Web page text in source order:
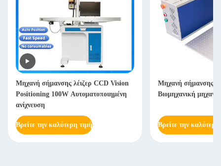
Μηχανή σήμανσης λέιζερ CCD Vision
Positioning 100W Αυτοματοποιημένη
ανίχνευση
Βρείτε την καλύτερη τιμή
Μηχανή σήμανσης
Βιομηχανική μηχανή
Βρείτε την καλύτερη